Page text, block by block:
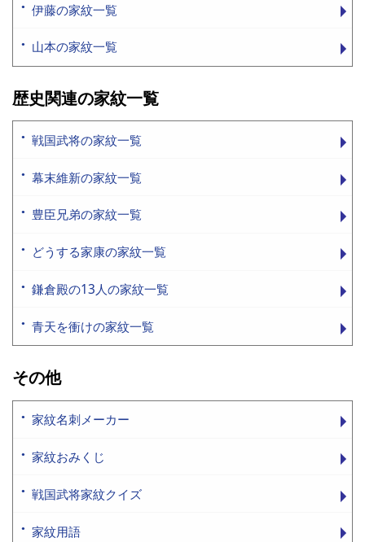
伊藤の家紋一覧
山本の家紋一覧
歴史関連の家紋一覧
戦国武将の家紋一覧
幕末維新の家紋一覧
豊臣兄弟の家紋一覧
どうする家康の家紋一覧
鎌倉殿の13人の家紋一覧
青天を衝けの家紋一覧
その他
家紋名刺メーカー
家紋おみくじ
戦国武将家紋クイズ
家紋用語